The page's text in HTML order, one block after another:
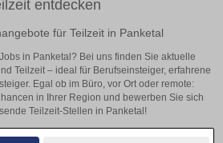
entdecken
für Teilzeit in Panketal
in Panketal? Bei uns finden Sie aktuelle
Teilzeit – ideal für Berufseinsteiger, erfahrene
Egal ob im Büro, vor Ort oder remote:
in Ihrer Region und bewerben Sie sich
Teilzeit-Stellen in Panketal!